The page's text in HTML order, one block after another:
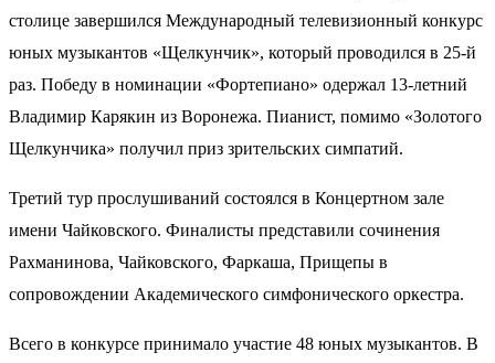
столице завершился Международный телевизионный конкурс
юных музыкантов «Щелкунчик», который проводился в 25-й
раз. Победу в номинации «Фортепиано» одержал 13-летний
Владимир Карякин из Воронежа. Пианист, помимо «Золотого
Щелкунчика» получил приз зрительских симпатий.
Третий тур прослушиваний состоялся в Концертном зале
имени Чайковского. Финалисты представили сочинения
Рахманинова, Чайковского, Фаркаша, Прищепы в
сопровождении Академического симфонического оркестра.
Всего в конкурсе принимало участие 48 юных музыкантов. В